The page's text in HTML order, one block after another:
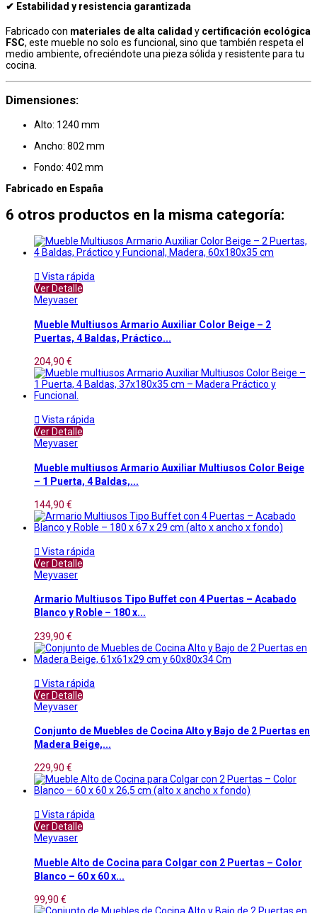
✔ Estabilidad y resistencia garantizada
Fabricado con materiales de alta calidad y certificación ecológica
FSC, este mueble no solo es funcional, sino que también respeta el
medio ambiente, ofreciéndote una pieza sólida y resistente para tu
cocina.
Dimensiones:
Alto: 1240 mm
Ancho: 802 mm
Fondo: 402 mm
Fabricado en España
6 otros productos en la misma categoría:
 Vista rápida
Ver Detalle
Meyvaser
Mueble Multiusos Armario Auxiliar Color Beige – 2
Puertas, 4 Baldas, Práctico...
204,90 €
 Vista rápida
Ver Detalle
Meyvaser
Mueble multiusos Armario Auxiliar Multiusos Color Beige
– 1 Puerta, 4 Baldas,...
144,90 €
 Vista rápida
Ver Detalle
Meyvaser
Armario Multiusos Tipo Buffet con 4 Puertas – Acabado
Blanco y Roble – 180 x...
239,90 €
 Vista rápida
Ver Detalle
Meyvaser
Conjunto de Muebles de Cocina Alto y Bajo de 2 Puertas en
Madera Beige,...
229,90 €
 Vista rápida
Ver Detalle
Meyvaser
Mueble Alto de Cocina para Colgar con 2 Puertas – Color
Blanco – 60 x 60 x...
99,90 €